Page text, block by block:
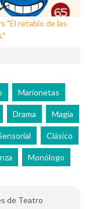
"El retablo de las
Marionetas
Drama Magia
Clásico
Monólogo
de Teatro